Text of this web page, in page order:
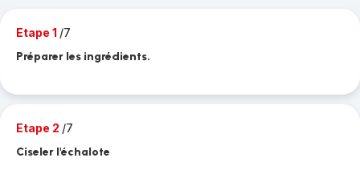
Etape 1 /7
Préparer les ingrédients.
Etape 2 /7
Ciseler l'échalote